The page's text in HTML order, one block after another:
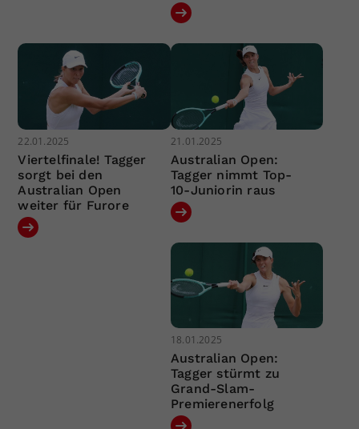
22.01.2025
Viertelfinale! Tagger
sorgt bei den
Australian Open
weiter für Furore
21.01.2025
Australian Open:
Tagger nimmt Top-
10-Juniorin raus
18.01.2025
Australian Open:
Tagger stürmt zu
Grand-Slam-
Premierenerfolg